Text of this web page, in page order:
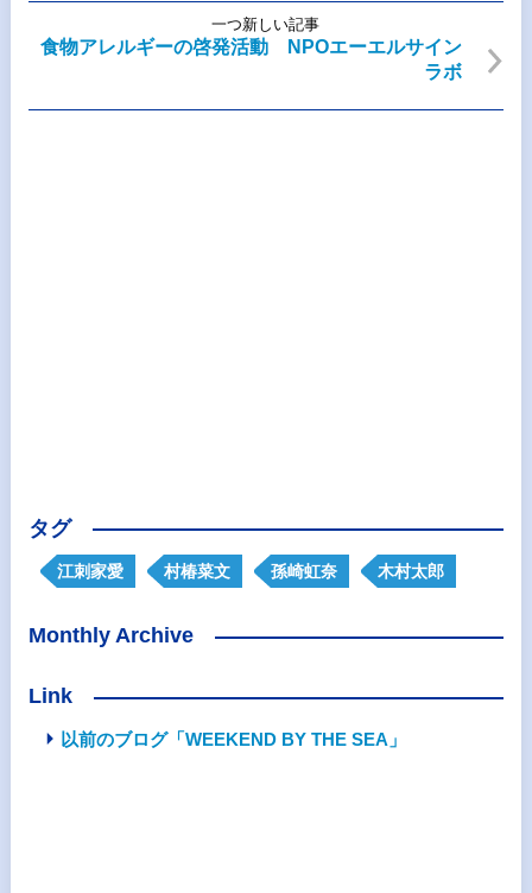
一つ新しい記事
食物アレルギーの啓発活動 NPOエーエルサイン
ラボ
タグ
江刺家愛 村椿菜文 孫崎虹奈 木村太郎
Monthly Archive
Link
以前のブログ「WEEKEND BY THE SEA」